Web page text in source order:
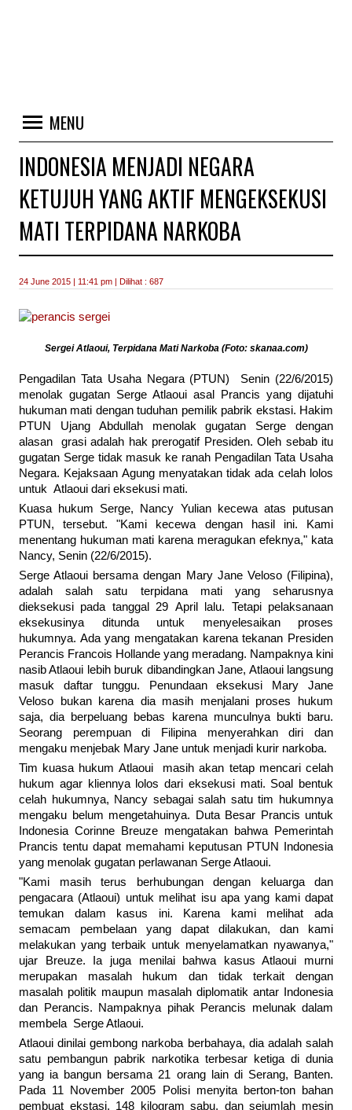
MENU
INDONESIA MENJADI NEGARA
KETUJUH YANG AKTIF MENGEKSEKUSI
MATI TERPIDANA NARKOBA
24 June 2015 | 11:41 pm | Dilihat : 687
Sergei Atlaoui, Terpidana Mati Narkoba (Foto: skanaa.com)
Pengadilan Tata Usaha Negara (PTUN) Senin (22/6/2015)
menolak gugatan Serge Atlaoui asal Prancis yang dijatuhi
hukuman mati dengan tuduhan pemilik pabrik ekstasi. Hakim
PTUN Ujang Abdullah menolak gugatan Serge dengan
alasan grasi adalah hak prerogatif Presiden. Oleh sebab itu
gugatan Serge tidak masuk ke ranah Pengadilan Tata Usaha
Negara. Kejaksaan Agung menyatakan tidak ada celah lolos
untuk Atlaoui dari eksekusi mati.
Kuasa hukum Serge, Nancy Yulian kecewa atas putusan
PTUN, tersebut. "Kami kecewa dengan hasil ini. Kami
menentang hukuman mati karena meragukan efeknya," kata
Nancy, Senin (22/6/2015).
Serge Atlaoui bersama dengan Mary Jane Veloso (Filipina),
adalah salah satu terpidana mati yang seharusnya
dieksekusi pada tanggal 29 April lalu. Tetapi pelaksanaan
eksekusinya ditunda untuk menyelesaikan proses
hukumnya. Ada yang mengatakan karena tekanan Presiden
Perancis Francois Hollande yang meradang. Nampaknya kini
nasib Atlaoui lebih buruk dibandingkan Jane, Atlaoui langsung
masuk daftar tunggu. Penundaan eksekusi Mary Jane
Veloso bukan karena dia masih menjalani proses hukum
saja, dia berpeluang bebas karena munculnya bukti baru.
Seorang perempuan di Filipina menyerahkan diri dan
mengaku menjebak Mary Jane untuk menjadi kurir narkoba.
Tim kuasa hukum Atlaoui masih akan tetap mencari celah
hukum agar kliennya lolos dari eksekusi mati. Soal bentuk
celah hukumnya, Nancy sebagai salah satu tim hukumnya
mengaku belum mengetahuinya. Duta Besar Prancis untuk
Indonesia Corinne Breuze mengatakan bahwa Pemerintah
Prancis tentu dapat memahami keputusan PTUN Indonesia
yang menolak gugatan perlawanan Serge Atlaoui.
"Kami masih terus berhubungan dengan keluarga dan
pengacara (Atlaoui) untuk melihat isu apa yang kami dapat
temukan dalam kasus ini. Karena kami melihat ada
semacam pembelaan yang dapat dilakukan, dan kami
melakukan yang terbaik untuk menyelamatkan nyawanya,"
ujar Breuze. Ia juga menilai bahwa kasus Atlaoui murni
merupakan masalah hukum dan tidak terkait dengan
masalah politik maupun masalah diplomatik antar Indonesia
dan Perancis. Nampaknya pihak Perancis melunak dalam
membela Serge Atlaoui.
Atlaoui dinilai gembong narkoba berbahaya, dia adalah salah
satu pembangun pabrik narkotika terbesar ketiga di dunia
yang ia bangun bersama 21 orang lain di Serang, Banten.
Pada 11 November 2005 Polisi menyita berton-ton bahan
pembuat ekstasi, 148 kilogram sabu, dan sejumlah mesin